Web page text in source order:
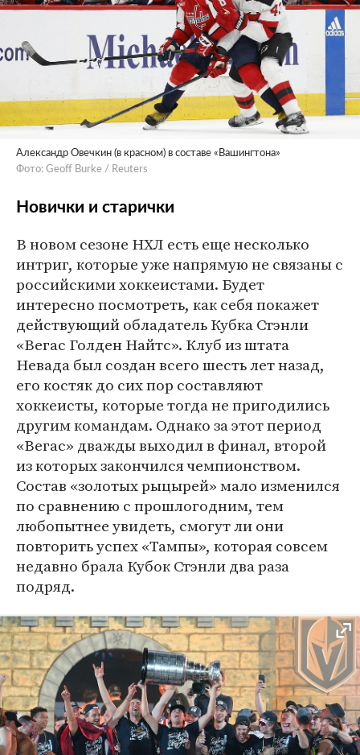
Александр Овечкин (в красном) в составе «Вашингтона»
Фото: Geoff Burke / Reuters
Новички и старички
В новом сезоне НХЛ есть еще несколько
интриг, которые уже напрямую не связаны с
российскими хоккеистами. Будет
интересно посмотреть, как себя покажет
действующий обладатель Кубка Стэнли
«Вегас Голден Найтс». Клуб из штата
Невада был создан всего шесть лет назад,
его костяк до сих пор составляют
хоккеисты, которые тогда не пригодились
другим командам. Однако за этот период
«Вегас» дважды выходил в финал, второй
из которых закончился чемпионством.
Состав «золотых рыцырей» мало изменился
по сравнению с прошлогодним, тем
любопытнее увидеть, смогут ли они
повторить успех «Тампы», которая совсем
недавно брала Кубок Стэнли два раза
подряд.